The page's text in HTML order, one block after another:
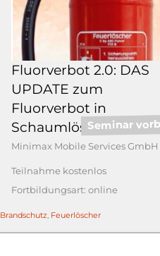
Fluorverbot 2.0: DAS
UPDATE zum
Fluorverbot in
Schaumlöschmitteln!
Seminar
Minimax Mobile Services GmbH
Teilnahme kostenlos
online
Brandschutz, Feuerlöscher